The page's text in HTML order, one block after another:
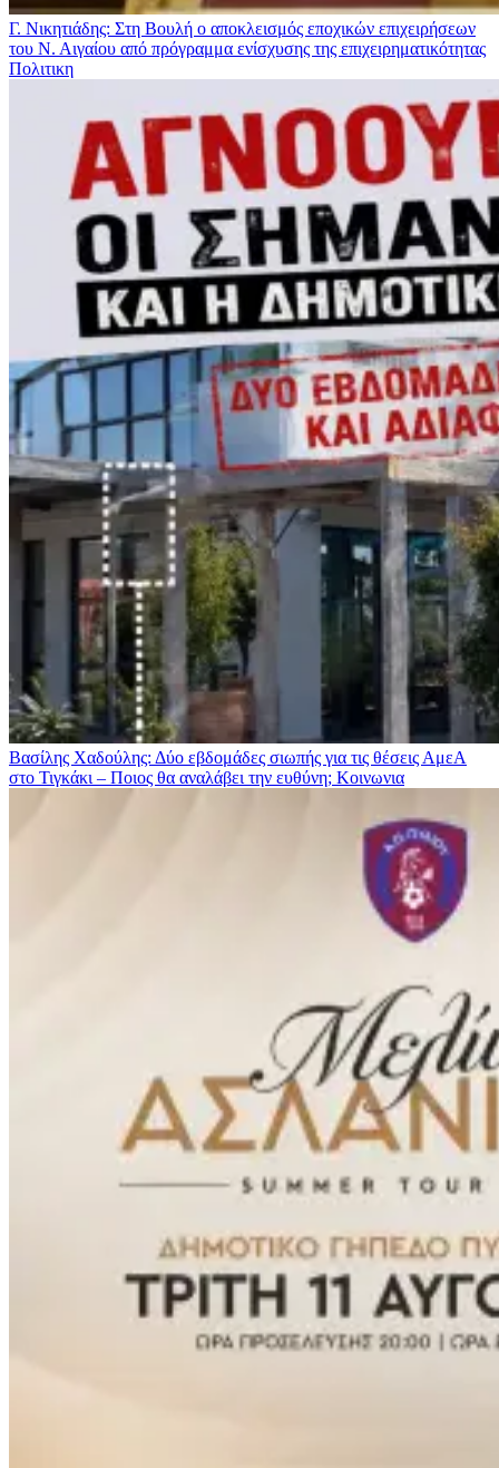
Γ. Νικητιάδης: Στη Βουλή ο αποκλεισμός εποχικών επιχειρήσεων
του Ν. Αιγαίου από πρόγραμμα ενίσχυσης της επιχειρηματικότητας
Πολιτικη
Βασίλης Χαδούλης: Δύο εβδομάδες σιωπής για τις θέσεις ΑμεΑ
στο Τιγκάκι – Ποιος θα αναλάβει την ευθύνη; Κοινωνια